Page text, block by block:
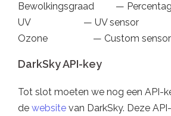
Bewolkingsgraad —
UV — UV sensor
Ozone — Custom sensor
DarkSky API-key
Tot slot moeten we nog een API-
de website van DarkSky. Deze